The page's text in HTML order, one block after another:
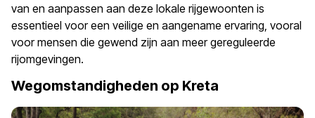
van en aanpassen aan deze lokale rijgewoonten is
essentieel voor een veilige en aangename ervaring, vooral
voor mensen die gewend zijn aan meer gereguleerde
rijomgevingen.
Wegomstandigheden op Kreta